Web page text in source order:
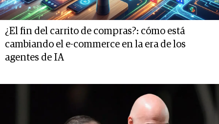
¿El fin del carrito de compras?: cómo está
cambiando el e-commerce en la era de los
agentes de IA